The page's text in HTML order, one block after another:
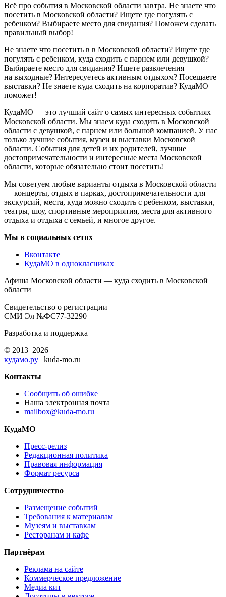
Всё про события в Московской области завтра. Не знаете что
посетить в Московской области? Ищете где погулять с
ребенком? Выбираете место для свидания? Поможем сделать
правильный выбор!
Не знаете что посетить в в Московской области? Ищете где
погулять с ребенком, куда сходить с парнем или девушкой?
Выбираете место для свидания? Ищете развлечения
на выходные? Интересуетесь активным отдыхом? Посещаете
выставки? Не знаете куда сходить на корпоратив? КудаМО
поможет!
КудаМО — это лучший сайт о самых интересных событиях
Московской области. Мы знаем куда сходить в Московской
области с девушкой, с парнем или большой компанией. У нас
только лучшие события, музеи и выставки Московской
области. События для детей и их родителей, лучшие
достопримечательности и интересные места Московской
области, которые обязательно стоит посетить!
Мы советуем любые варианты отдыха в Московской области
— концерты, отдых в парках, достопримечательности для
экскурсий, места, куда можно сходить с ребенком, выставки,
театры, шоу, спортивные мероприятия, места для активного
отдыха и отдыха с семьей, и многое другое.
Мы в социальных сетях
Вконтакте
КудаМО в однокласниках
Афиша Московской области — куда сходить в Московской
области
Свидетельство о регистрации
СМИ Эл №ФС77-32290
Разработка и поддержка —
© 2013–2026
кудамо.ру | kuda-mo.ru
Контакты
Сообщить об ошибке
Наша электронная почта
mailbox@kuda-mo.ru
КудаМО
Пресс-релиз
Редакционная политика
Правовая информация
Формат ресурса
Сотрудничество
Размещение событий
Требования к материалам
Музеям и выставкам
Ресторанам и кафе
Партнёрам
Реклама на сайте
Коммерческое предложение
Медиа кит